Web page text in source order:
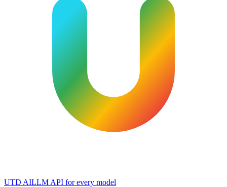
UTD AILLM API for every model